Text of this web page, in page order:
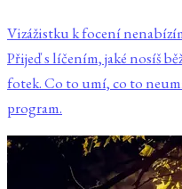
Vizážistku k focení
Přijeď s líčením, jaké nosíš
fotek. Co to umí, co to
program.